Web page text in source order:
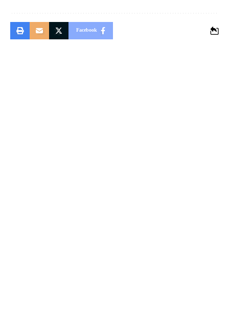
Facebook